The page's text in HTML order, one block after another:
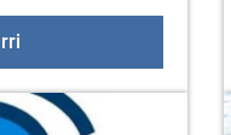
hondakin
Adinekoen topagunea,